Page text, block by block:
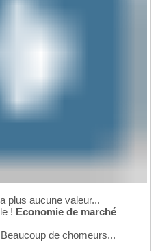
plus aucune valeur...
! Economie de marché
de chomeurs...